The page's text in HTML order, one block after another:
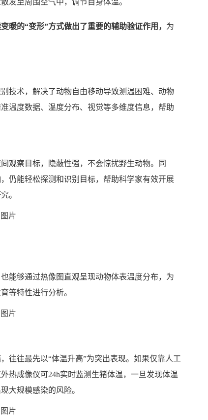
发至周围空气中，调节自身体温。
暖的“变形”方式做出了重要的辅助验证作用， 为
技术，解决了动物自由移动导致测温困难、动物
温度数据、温度分布、视觉等多维度信息，帮助
观察目标，隐蔽性强，不会惊扰野生动物。同
仍能轻松探测和识别目标，帮助科学家有效开展
。
能够通过热像图直观呈现动物体表温度分布，为
等特性进行分析。
往往最先以“体温升高”为突出表现。如果仅靠人工
热成像仪可24h实时监测生猪体温，一旦发现体温
大规模感染的风险。